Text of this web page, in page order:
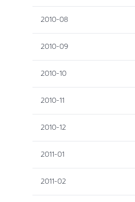
2010-08
2010-09
2010-10
2010-11
2010-12
2011-01
2011-02